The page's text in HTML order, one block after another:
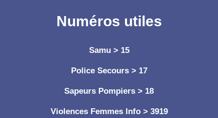
Numéros utiles
Samu > 15
Police Secours > 17
Sapeurs Pompiers > 18
Violences Femmes Info > 3919